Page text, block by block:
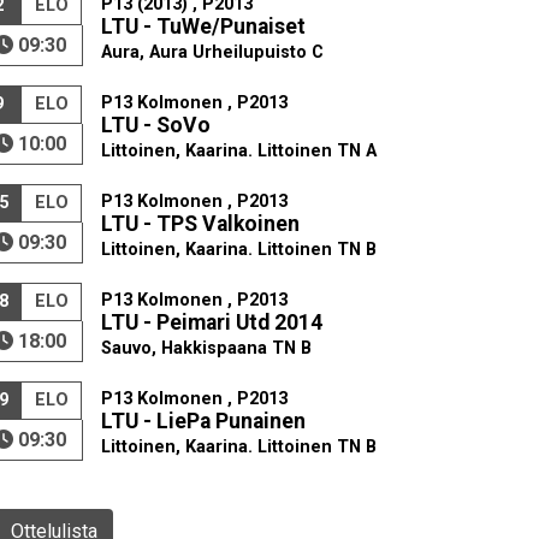
ELO
09:30
P13 (2013) , P2013
LTU - TuWe/Punaiset
Aura, Aura Urheilupuisto C
ELO
10:00
P13 Kolmonen , P2013
LTU - SoVo
Littoinen, Kaarina. Littoinen TN A
ELO
09:30
P13 Kolmonen , P2013
LTU - TPS Valkoinen
Littoinen, Kaarina. Littoinen TN B
ELO
18:00
P13 Kolmonen , P2013
LTU - Peimari Utd 2014
Sauvo, Hakkispaana TN B
ELO
09:30
P13 Kolmonen , P2013
LTU - LiePa Punainen
Littoinen, Kaarina. Littoinen TN B
Ottelulista